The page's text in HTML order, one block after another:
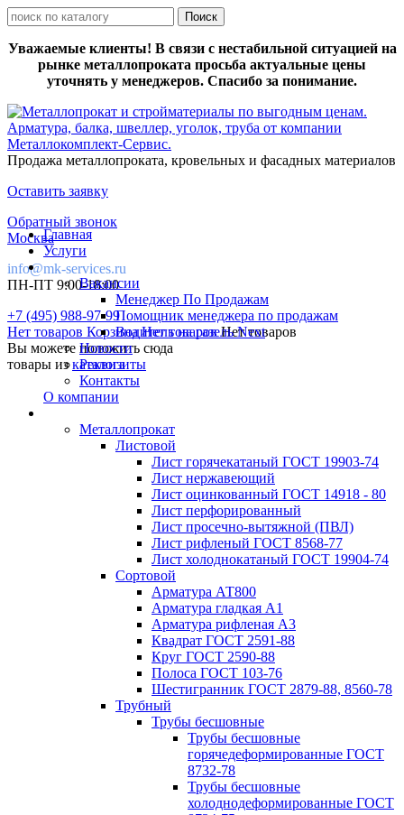
Уважаемые клиенты! В связи с нестабильной ситуацией на
рынке металлопроката просьба актуальные цены
уточнять у менеджеров. Спасибо за понимание.
Продажа металлопроката, кровельных и фасадных материалов
Оставить заявку
Обратный звонок
Москва
info@mk-services.ru
ПН-ПТ 9:00-18:00
+7 (495) 988-97-99
Нет товаров КорзинаНет товаровНет товаров
Вы можете положить сюда
товары изкаталога
Главная
Услуги
Вакансии
Менеджер По Продажам
Помощник менеджера по продажам
Водитель на газель Next
Новости
Реквизиты
Контакты
О компании
Металлопрокат
Листовой
Лист горячекатаный ГОСТ 19903-74
Лист нержавеющий
Лист оцинкованный ГОСТ 14918 - 80
Лист перфорированный
Лист просечно-вытяжной (ПВЛ)
Лист рифленый ГОСТ 8568-77
Лист холоднокатаный ГОСТ 19904-74
Сортовой
Арматура АТ800
Арматура гладкая А1
Арматура рифленая А3
Квадрат ГОСТ 2591-88
Круг ГОСТ 2590-88
Полоса ГОСТ 103-76
Шестигранник ГОСТ 2879-88, 8560-78
Трубный
Трубы бесшовные
Трубы бесшовные
горячедеформированные ГОСТ
8732-78
Трубы бесшовные
холоднодеформированные ГОСТ